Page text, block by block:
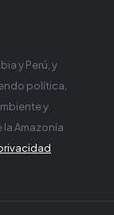
y Perú, y
política,
y
Amazonía